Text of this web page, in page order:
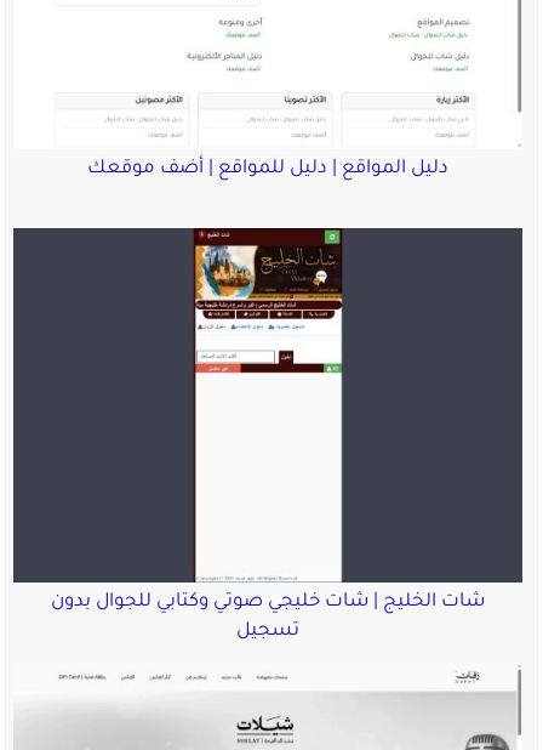
دليل المواقع | دليل للمواقع | أضف موقعك
شات الخليج | شات خليجي صوتي وكتابي للجوال بدون
تسجيل